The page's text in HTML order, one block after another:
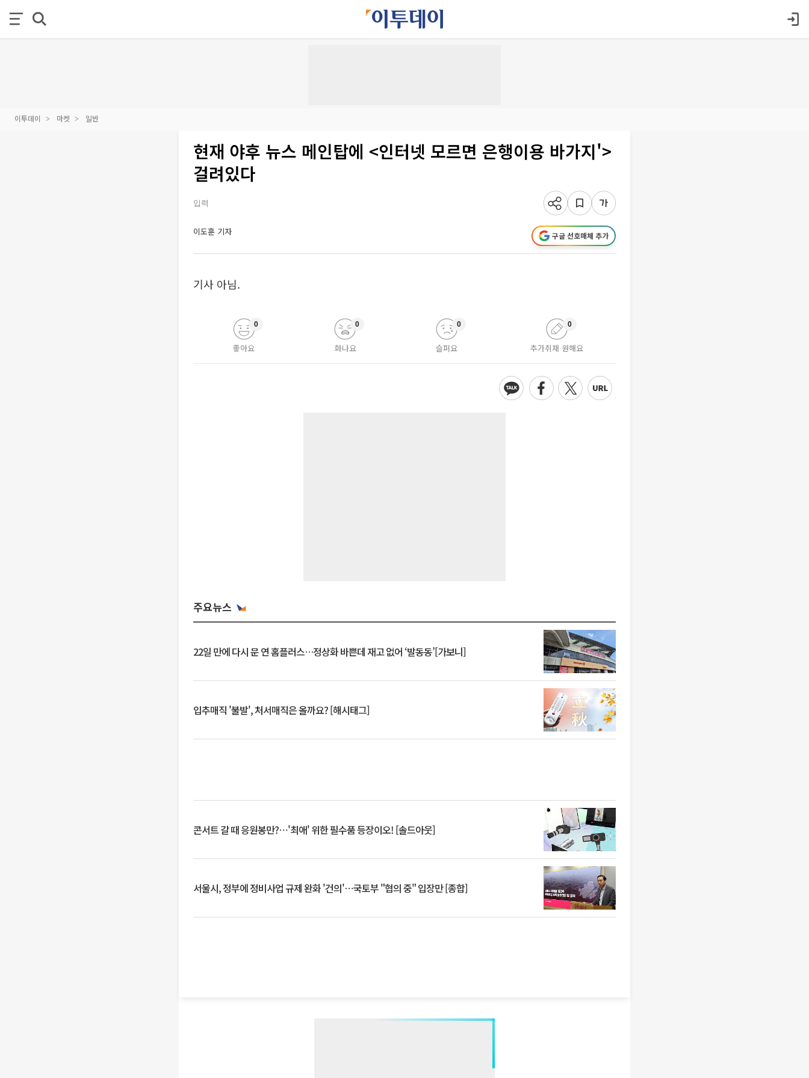
이투데이 마켓 일반
현재 야후 뉴스 메인탑에 <인터넷 모르면 은행이용 바가지'>
걸려있다
입력
이도훈 기자 구글 선호매체 추가
기사 아님.
좋아요
0
화나요
0
슬퍼요
0
추가취재 원해요
0
주요뉴스
22일 만에 다시 문 연 홈플러스…정상화 바쁜데 재고 없어 ‘발동동’[가보니]
입추매직 '불발', 처서매직은 올까요? [해시태그]
콘서트 갈 때 응원봉만?⋯'최애' 위한 필수품 등장이오! [솔드아웃]
서울시, 정부에 정비사업 규제 완화 '건의'⋯국토부 "협의 중" 입장만 [종합]